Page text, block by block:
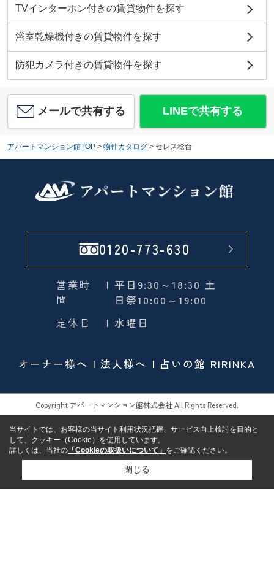
TVインターホン付きの賃貸物件を探す
浴室乾燥機付きの賃貸物件を探す
防犯カメラ付きの賃貸物件を探す
メールで共有する LINEで共有する
アパートマンション館TOP > 物件カタログ > セレス稔台
0120-773-630
営業時
間
| 平日9:30～18:30 土
日祭10:00～19:00
定休日
| 水曜日
オーナー様へ 法人様へ 占いの館 RIRINKA
Copyright アパートマンション館株式会社 All Rights Reserved.
当サイトでは、お客様の当サイト利用状況把握、サービス向上検討を目的と
して、クッキー（Cookie）を使用しています。
詳しくは、当社の 「Cookieの取扱いについて」 をご確認ください。
閉じる